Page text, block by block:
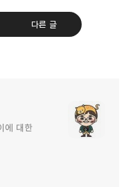
다른 글
에 대한